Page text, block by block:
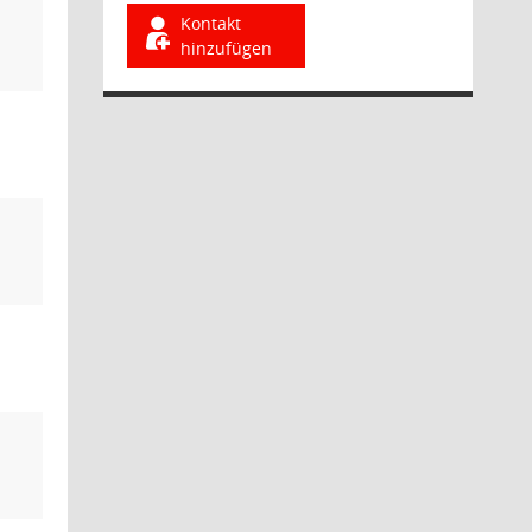
Kontakt
hinzufügen